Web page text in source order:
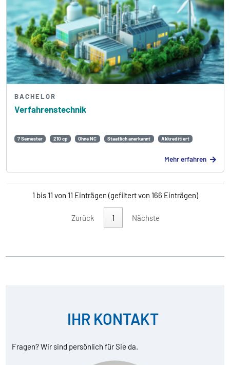
Verfahrens­technik
BACHELOR
7 Semester 210 cp Ohne NC Staatlich anerkannt Akkreditiert
Mehr erfahren
1 bis 11 von 11 Einträgen (gefiltert von 166 Einträgen)
Zurück 1 Nächste
IHR KONTAKT
Fragen? Wir sind persönlich für Sie da.